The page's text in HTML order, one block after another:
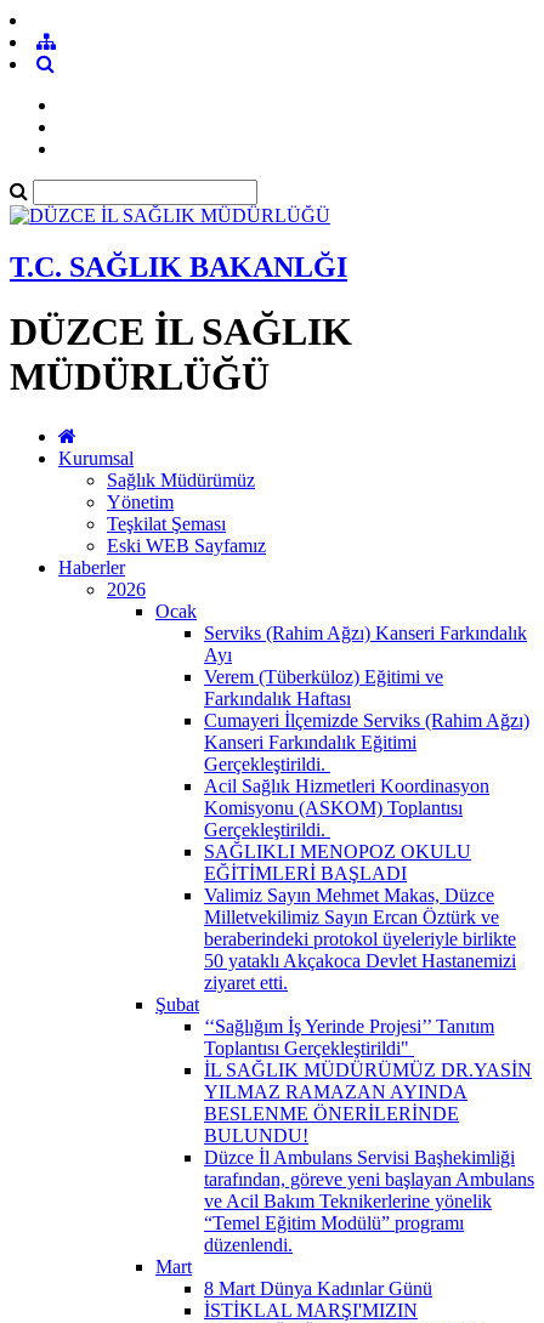
T.C. SAĞLIK BAKANLĞI
DÜZCE İL SAĞLIK
MÜDÜRLÜĞÜ
Kurumsal
Sağlık Müdürümüz
Yönetim
Teşkilat Şeması
Eski WEB Sayfamız
Haberler
2026
Ocak
Serviks (Rahim Ağzı) Kanseri Farkındalık
Ayı
Verem (Tüberküloz) Eğitimi ve
Farkındalık Haftası
Cumayeri İlçemizde Serviks (Rahim Ağzı)
Kanseri Farkındalık Eğitimi
Gerçekleştirildi. ​
Acil Sağlık Hizmetleri Koordinasyon
Komisyonu (ASKOM) Toplantısı
Gerçekleştirildi. ​
SAĞLIKLI MENOPOZ OKULU
EĞİTİMLERİ BAŞLADI
Valimiz Sayın Mehmet Makas, Düzce
Milletvekilimiz Sayın Ercan Öztürk ve
beraberindeki protokol üyeleriyle birlikte
50 yataklı Akçakoca Devlet Hastanemizi
ziyaret etti.
Şubat
‘‘Sağlığım İş Yerinde Projesi’’ Tanıtım
Toplantısı Gerçekleştirildi" ​
İL SAĞLIK MÜDÜRÜMÜZ DR.YASİN
YILMAZ RAMAZAN AYINDA
BESLENME ÖNERİLERİNDE
BULUNDU!
Düzce İl Ambulans Servisi Başhekimliği
tarafından, göreve yeni başlayan Ambulans
ve Acil Bakım Teknikerlerine yönelik
“Temel Eğitim Modülü” programı
düzenlendi.
Mart
8 Mart Dünya Kadınlar Günü
İSTİKLAL MARŞI'MIZIN